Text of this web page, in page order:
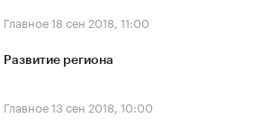
Главное18 сен 2018, 11:00
Развитие региона
Главное13 сен 2018, 10:00